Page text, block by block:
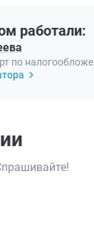
работали:
по